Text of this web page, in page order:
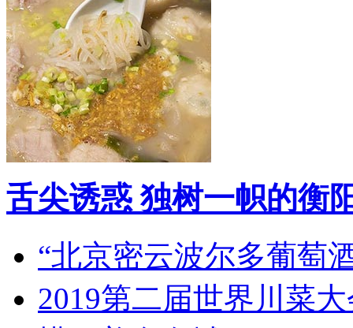
舌尖诱惑 独树一帜的衡
“北京密云波尔多葡萄
2019第二届世界川菜